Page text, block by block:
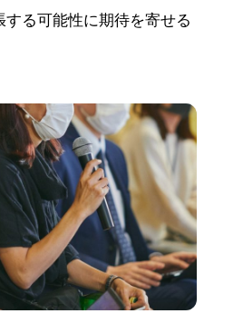
する可能性に期待を寄せる